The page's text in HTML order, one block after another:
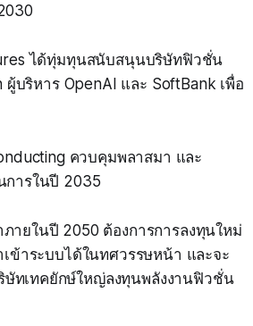
ได้ทุ่มทุนสนับสนุนบริษัทฟิวชั่น
บริหาร OpenAI และ SoftBank เพื่อ
ควบคุมพลาสมา และ
การในปี 2035
ายในปี 2050 ต้องการการลงทุนใหม่
ข้าระบบได้ในทศวรรษหน้า และจะ
ษัทเทคยักษ์ใหญ่ลงทุนพลังงานฟิวชั่น